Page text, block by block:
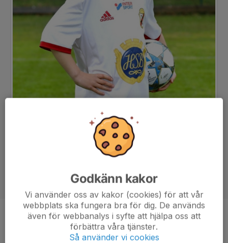
Position
-
10 år
Godkänn kakor
Vi använder oss av kakor (cookies) för att vår
webbplats ska fungera bra för dig. De används
även för webbanalys i syfte att hjälpa oss att
förbättra våra tjänster.
Så använder vi cookies